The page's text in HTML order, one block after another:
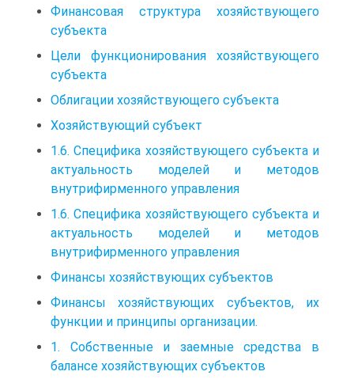
Финансовая структура хозяйствующего
субъекта
Цели функционирования хозяйствующего
субъекта
Облигации хозяйствующего субъекта
Хозяйствующий субъект
1.6. Специфика хозяйствующего субъекта и
актуальность моделей и методов
внутрифирменного управления
1.6. Специфика хозяйствующего субъекта и
актуальность моделей и методов
внутрифирменного управления
Финансы хозяйствующих субъектов
Финансы хозяйствующих субъектов, их
функции и принципы организации.
1. Собственные и заемные средства в
балансе хозяйствующих субъектов